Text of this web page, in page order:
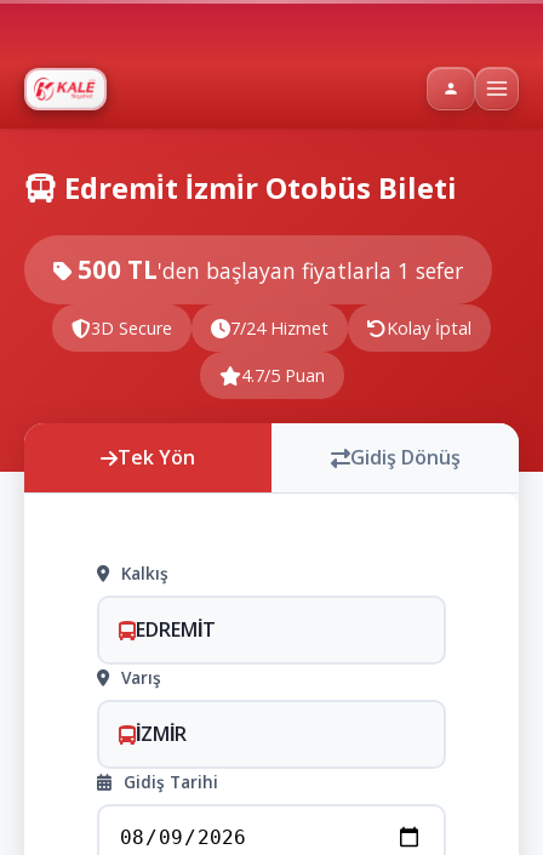
Edremi̇t İzmi̇r Otobüs Bileti
500 TL'den başlayan fiyatlarla 1 sefer
3D Secure 7/24 Hizmet Kolay İptal
4.7/5 Puan
Tek Yön Gidiş Dönüş
Kalkış
EDREMİT
Varış
İZMİR
Gidiş Tarihi